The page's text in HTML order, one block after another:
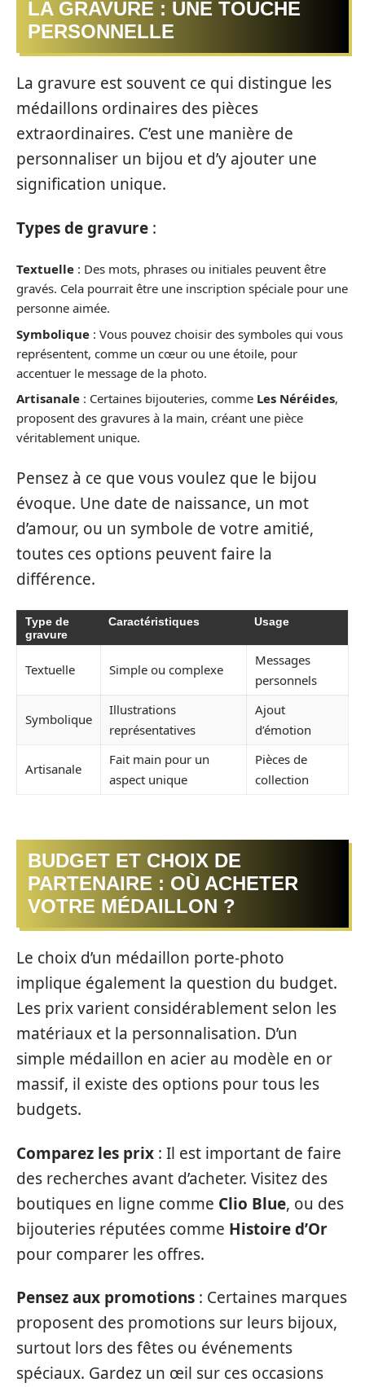
LA GRAVURE : UNE TOUCHE
PERSONNELLE
La gravure est souvent ce qui distingue les
médaillons ordinaires des pièces
extraordinaires. C’est une manière de
personnaliser un bijou et d’y ajouter une
signification unique.
Types de gravure :
Textuelle : Des mots, phrases ou initiales peuvent être
gravés. Cela pourrait être une inscription spéciale pour une
personne aimée.
Symbolique : Vous pouvez choisir des symboles qui vous
représentent, comme un cœur ou une étoile, pour
accentuer le message de la photo.
Artisanale : Certaines bijouteries, comme Les Néréides,
proposent des gravures à la main, créant une pièce
véritablement unique.
Pensez à ce que vous voulez que le bijou
évoque. Une date de naissance, un mot
d’amour, ou un symbole de votre amitié,
toutes ces options peuvent faire la
différence.
Type de
gravure
Caractéristiques Usage
Textuelle Simple ou complexe
Messages
personnels
Symbolique
Illustrations
représentatives
Ajout
d’émotion
Artisanale
Fait main pour un
aspect unique
Pièces de
collection
BUDGET ET CHOIX DE
PARTENAIRE : OÙ ACHETER
VOTRE MÉDAILLON ?
Le choix d’un médaillon porte-photo
implique également la question du budget.
Les prix varient considérablement selon les
matériaux et la personnalisation. D’un
simple médaillon en acier au modèle en or
massif, il existe des options pour tous les
budgets.
Comparez les prix : Il est important de faire
des recherches avant d’acheter. Visitez des
boutiques en ligne comme Clio Blue, ou des
bijouteries réputées comme Histoire d’Or
pour comparer les offres.
Pensez aux promotions : Certaines marques
proposent des promotions sur leurs bijoux,
surtout lors des fêtes ou événements
spéciaux. Gardez un œil sur ces occasions